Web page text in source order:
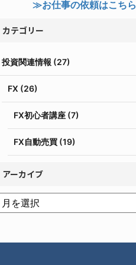
≫お仕事の依頼はこちら
カテゴリー
投資関連情報 (27)
FX (26)
FX初心者講座 (7)
FX自動売買 (19)
アーカイブ